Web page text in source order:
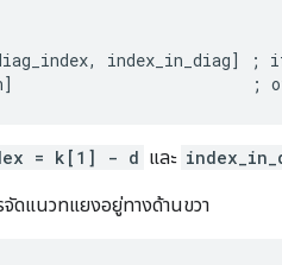
index_in_diag] ;
;
= k[1] - d และ
ดแนวทแยงอยู่ทางด้านขวา